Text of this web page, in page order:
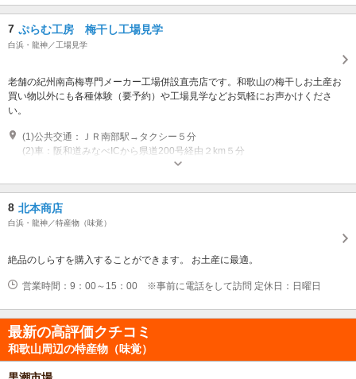
7 ぷらむ工房 梅干し工場見学
白浜・龍神／工場見学
老舗の紀州南高梅専門メーカー工場併設直売店です。和歌山の梅干しお土産お
買い物以外にも各種体験（要予約）や工場見学などお気軽にお声かけくださ
い。
(1)公共交通：ＪＲ南部駅→タクシー５分
(2)車：阪和道みなべICから県道200号経由２km５分
営業時間：9：00～17：00 見学：※見学・体験：メールで予約受付、詳細
より工場見学・体験を受け付けていない場合がございます。 定休日：元旦
8 北本商店
白浜・龍神／特産物（味覚）
絶品のしらすを購入することができます。 お土産に最適。
営業時間：9：00～15：00 ※事前に電話をして訪問 定休日：日曜日
最新の高評価クチコミ
和歌山周辺の特産物（味覚）